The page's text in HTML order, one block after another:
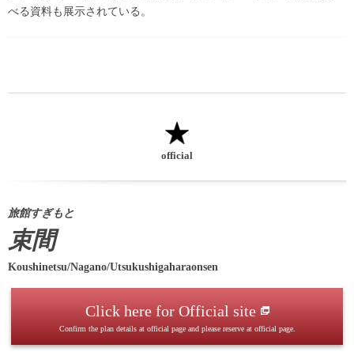
べる資料も展示されている。
official
旅館すぎもと
束間
Koushinetsu/Nagano/Utsukushigaharaonsen
Click here for Official site
Confirm the plan details at official page and please reserve at official page.